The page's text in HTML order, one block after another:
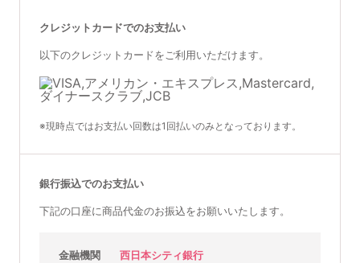
クレジットカードでのお支払い
以下のクレジットカードをご利用いただけます。
※現時点ではお支払い回数は1回払いのみとなっております。
銀行振込でのお支払い
下記の口座に商品代金のお振込をお願いいたします。
金融機関 西日本シティ銀行